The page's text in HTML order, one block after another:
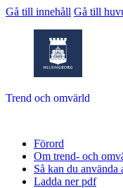
Gå till innehåll Gå till
Trend och omvärld
Förord
Om trend- och
Så kan du använda
Ladda ner pdf